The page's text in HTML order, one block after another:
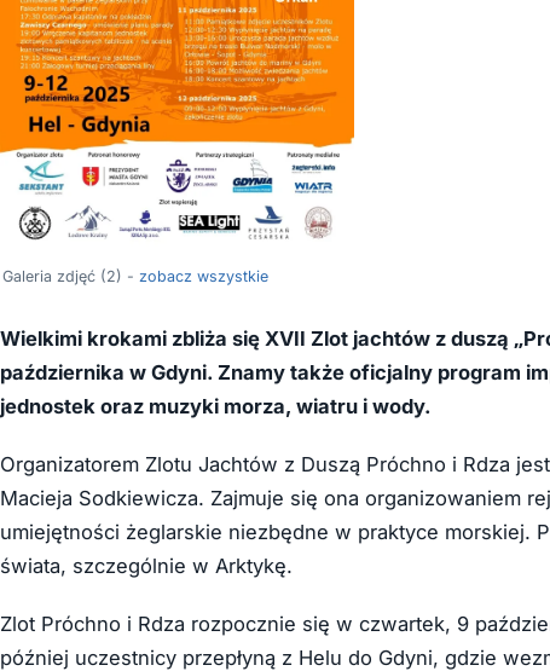
Galeria zdjęć (2) - zobacz wszystkie
Wielkimi krokami zbliża się XVII Zlot jachtów z duszą
października w Gdyni. Znamy także oficjalny program
jednostek oraz muzyki morza, wiatru i wody.
Organizatorem Zlotu Jachtów z Duszą Próchno i Rdza
Macieja Sodkiewicza. Zajmuje się ona organizowaniem
umiejętności żeglarskie niezbędne w praktyce morskiej.
świata, szczególnie w Arktykę.
Zlot Próchno i Rdza rozpocznie się w czwartek, 9
później uczestnicy przepłyną z Helu do Gdyni, gdzie